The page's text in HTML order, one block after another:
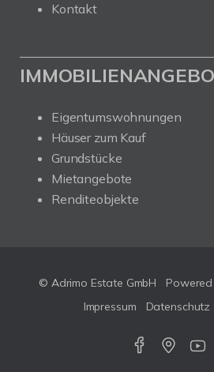
Kontakt
Eigentumswohnungen
Häuser zum Kauf
Grundstücke
Mietangebote
Renditeobjekte
© Adrimo Estate GmbH
Powered
Impressum
Datenschutz